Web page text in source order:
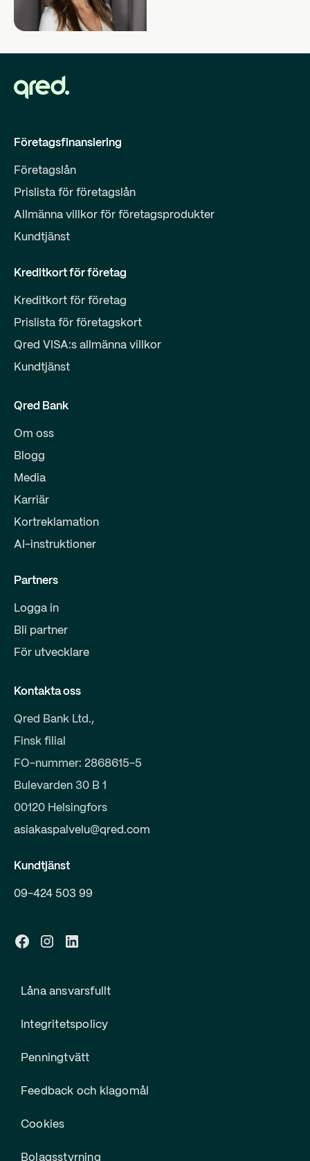
Företagsfinansiering
Företagslån
Prislista för företagslån
Allmänna villkor för företagsprodukter
Kundtjänst
Kreditkort för företag
Kreditkort för företag
Prislista för företagskort
Qred VISA:s allmänna villkor
Kundtjänst
Qred Bank
Om oss
Blogg
Media
Karriär
Kortreklamation
AI-instruktioner
Partners
Logga in
Bli partner
För utvecklare
Kontakta oss
Qred Bank Ltd.,
Finsk filial
FO-nummer: 2868615-5
Bulevarden 30 B 1
00120 Helsingfors
asiakaspalvelu@qred.com
Kundtjänst
09-424 503 99
Låna ansvarsfullt
Integritetspolicy
Penningtvätt
Feedback och klagomål
Cookies
Bolagsstyrning